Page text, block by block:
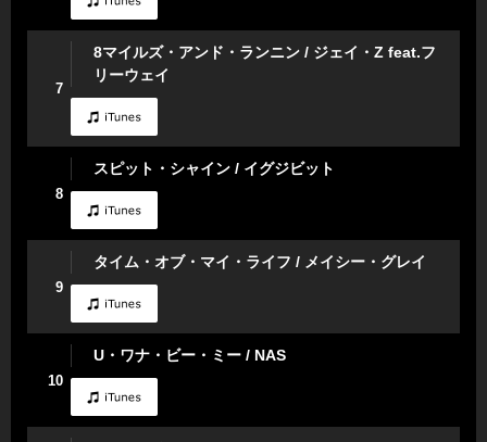
7
8マイルズ・アンド・ランニン / ジェイ・Z feat.フ
リーウェイ
8
スピット・シャイン / イグジビット
9
タイム・オブ・マイ・ライフ / メイシー・グレイ
10
U・ワナ・ビー・ミー / NAS